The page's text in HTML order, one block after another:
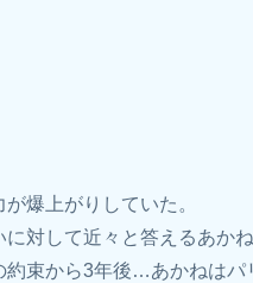
爆上がりしていた。
対して近々と答えるあかね
束から3年後…あかねはパ